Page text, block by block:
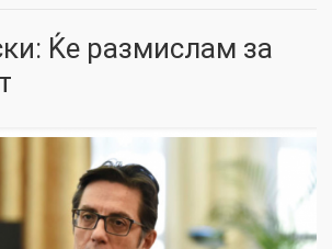
Ќе размислам за